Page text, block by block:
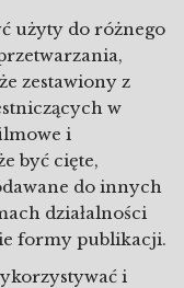
użyty do różnego
zestawiony z
w
i
być cięte,
do innych
działalności
formy publikacji.
i